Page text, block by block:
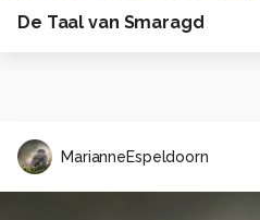
De Taal van Smaragd
MarianneEspeldoorn